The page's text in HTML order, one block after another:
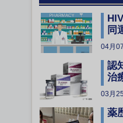
同
04月
認
治
03月
薬